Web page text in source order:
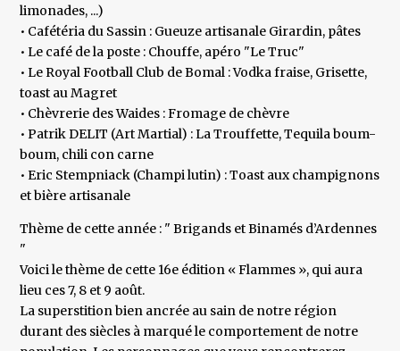
limonades, ...)
• Cafétéria du Sassin : Gueuze artisanale Girardin, pâtes
• Le café de la poste : Chouffe, apéro "Le Truc"
• Le Royal Football Club de Bomal : Vodka fraise, Grisette,
toast au Magret
• Chèvrerie des Waides : Fromage de chèvre
• Patrik DELIT (Art Martial) : La Trouffette, Tequila boum-
boum, chili con carne
• Eric Stempniack (Champi lutin) : Toast aux champignons
et bière artisanale
Thème de cette année : " Brigands et Binamés d’Ardennes
"
Voici le thème de cette 16e édition « Flammes », qui aura
lieu ces 7, 8 et 9 août.
La superstition bien ancrée au sain de notre région
durant des siècles à marqué le comportement de notre